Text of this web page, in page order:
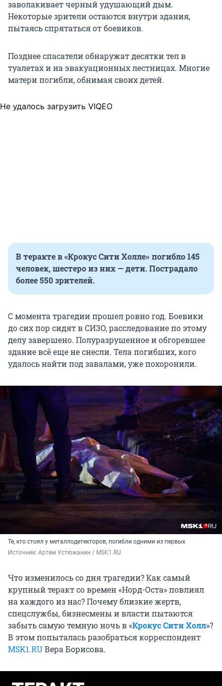
заволакивает черный удушающий дым.
Некоторые зрители остаются внутри здания,
пытаясь спрятаться от боевиков.
Позднее спасатели обнаружат десятки тел в
туалетах и на эвакуационных лестницах. Многие
матери погибли, обнимая своих детей.
Не удалось загрузить VIQEO
В теракте в «Крокус Сити Холле» погибло 145
человек, шестеро из них — дети. Пострадало
более550 зрителей.
С момента трагедии прошел ровно год. Боевики
до сих пор сидят в СИЗО, расследование по этому
делу завершено. Полуразрушенное и обгоревшее
здание всё еще не снесли. Тела погибших, кого
удалось найти под завалами, уже похоронили.
Те, кто стоял у металлодетекторов, погибли одними из первых
Источник: Артем Устюжанин / MSK1.RU
Что изменилось со дня трагедии? Как самый
крупный теракт со времен «Норд-Оста» повлиял
на каждого из нас? Почему близкие жертв,
спецслужбы, бизнесмены и власти пытаются
забыть самую темную ночь в «Крокус Сити Холл»?
В этом попыталась разобраться корреспондент
MSK1.RUВера Борисова.